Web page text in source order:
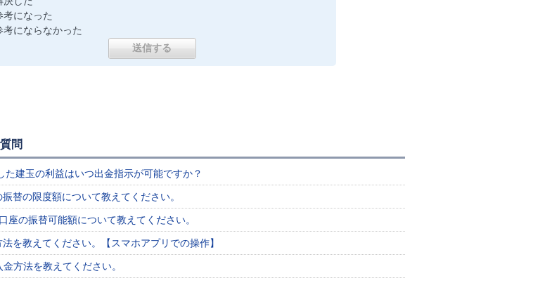
考になった
考にならなかった
問
た建玉の利益はいつ出金指示が可能ですか？
替の限度額について教えてください。
座の振替可能額について教えてください。
を教えてください。【スマホアプリでの操作】
方法を教えてください。